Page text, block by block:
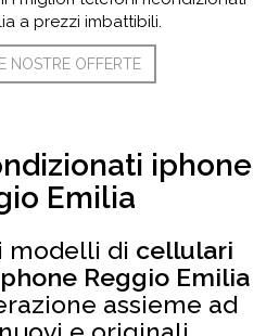
a prezzi imbattibili.
NOSTRE OFFERTE
iphone
Emilia
modelli di cellulari
Reggio Emilia
assieme ad